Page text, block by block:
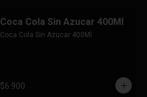
Coca Cola Sin Azucar 400Ml
Coca Cola Sin Azucar 400Ml
$6.900